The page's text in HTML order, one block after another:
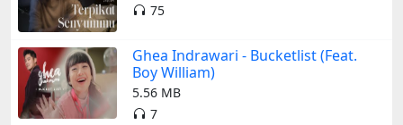
75
Ghea Indrawari - Bucketlist (Feat.
Boy William)
5.56 MB
7